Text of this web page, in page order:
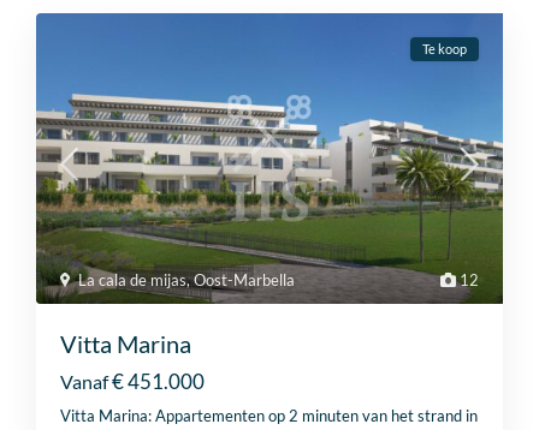
12
La cala de mijas,Oost-Marbella
Te koop
Vitta Marina
Vanaf€ 451.000
Vitta Marina: Appartementen op 2 minuten van het strand in